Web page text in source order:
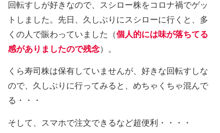
回転すしが好きなので、スシロー株をコロナ禍でゲッ
トしました。先日、久しぶりにスシローに行くと、多
くの人で賑わっていました（個人的には味が落ちてる
感がありましたので残念）。
くら寿司株は保有していませんが、好きな回転すしな
ので、久しぶりに行ってみると、めちゃくちゃ混んで
る・・・
そして、スマホで注文できるなど超便利・・・・